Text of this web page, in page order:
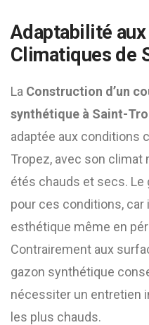
Adaptabilité
Climatiques de
La Construction d’un
synthétique à Saint-
adaptée aux conditions
Tropez, avec son climat
étés chauds et secs. Le
pour ces conditions,
esthétique même en
Contrairement aux
gazon synthétique
nécessiter un entretien
les plus chauds.